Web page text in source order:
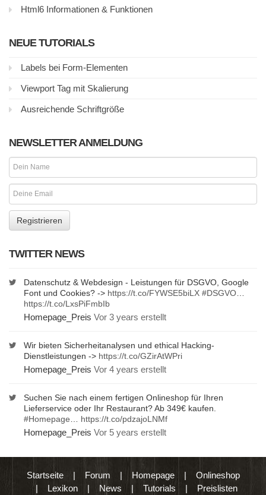
Html6 Informationen & Funktionen
NEUE TUTORIALS
Labels bei Form-Elementen
Viewport Tag mit Skalierung
Ausreichende Schriftgröße
NEWSLETTER ANMELDUNG
TWITTER NEWS
Datenschutz & Webdesign - Leistungen für DSGVO, Google
Font und Cookies? -> https://t.co/FYWSE5biLX #DSGVO
https://t.co/LxsPiFmbIb
Homepage_Preis Vor 3 years erstellt
Wir bieten Sicherheitanalysen und ethical Hacking-
Dienstleistungen -> https://t.co/GZirAtWPri
Homepage_Preis Vor 4 years erstellt
Suchen Sie nach einem fertigen Onlineshop für Ihren
Lieferservice oder Ihr Restaurant? Ab 349€ kaufen.
#Homepage
https://t.co/pdzajoLNMf
Homepage_Preis Vor 5 years erstellt
Startseite| Forum | Homepage| Onlineshop
| Lexikon | News | Tutorials | Preislisten